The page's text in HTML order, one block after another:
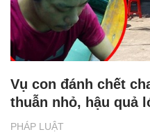
PHÁP LUẬT
Vụ con đánh chết
thuẫn nhỏ, hậu quả